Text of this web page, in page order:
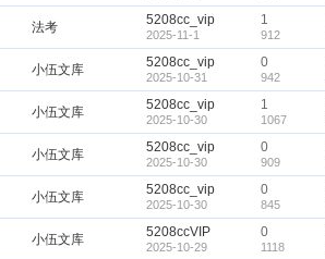
法考 5208cc_vip
2025-11-1
1
912
小伍文库 5208cc_vip
2025-10-31
0
942
小伍文库 5208cc_vip
2025-10-30
1
1067
小伍文库 5208cc_vip
2025-10-30
0
909
小伍文库 5208cc_vip
2025-10-30
0
845
小伍文库 5208ccVIP
2025-10-29
0
1118